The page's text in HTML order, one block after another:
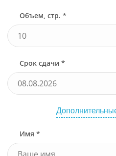
Объем, стр. *
Срок сдачи *
Имя *